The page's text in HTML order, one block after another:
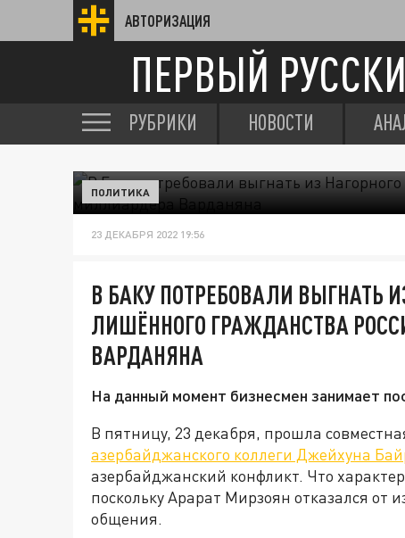
АВТОРИЗАЦИЯ
ПЕРВЫЙ
РУБРИКИ НОВОСТИ
ПОЛИТИКА
23 ДЕКАБРЯ 2022 19:56
В БАКУ ПОТРЕБОВАЛИ ВЫГНАТЬ
ЛИШЁННОГО ГРАЖДАНСТВА
ВАРДАНЯНА
На данный момент бизнесмен занимает
В пятницу, 23 декабря, прошла
азербайджанского коллеги Джейхуна
азербайджанский конфликт. Что
поскольку Арарат Мирзоян отказался от
общения.